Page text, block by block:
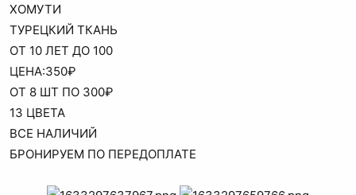
ХОМУТИ
ТУРЕЦКИЙ ТКАНЬ
ОТ 10 ЛЕТ ДО 100
ЦЕНА:350₽
ОТ 8 ШТ ПО 300₽
13 ЦВЕТА
ВСЕ НАЛИЧИЙ
БРОНИРУЕМ ПО ПЕРЕДОПЛАТЕ